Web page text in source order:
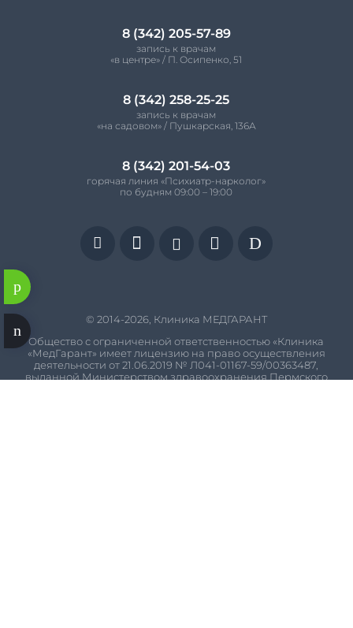
8 (342) 205-57-89
запись к врачам
«в центре» / П. Осипенко, 51
8 (342) 258-25-25
запись к врачам
«на садовом» / Пушкарская, 136А
8 (342) 201-54-03
горячая линия «Психиатр-нарколог»
по будням 09:00 – 19:00
    D
© 2014-2026, Клиника МЕДГАРАНТ
Общество с ограниченной ответственностью «Клиника
«МедГарант» имеет лицензию на право осуществления
деятельности от21.06.2019 №Л041-01167-59/00363487,
выданной Министерством здравоохранения Пермского